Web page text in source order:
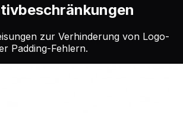
zur Verhinderung von Logo-
Padding-Fehlern.